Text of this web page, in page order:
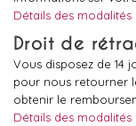
Détails des modalités
Droit de
Vous disposez de 14
pour nous retourner
obtenir le
Détails des